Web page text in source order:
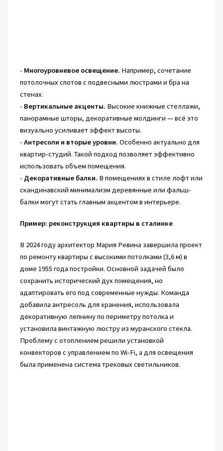
- Многоуровневое освещение. Например, сочетание
потолочных спотов с подвесными люстрами и бра на
стенах.
- Вертикальные акценты. Высокие книжные стеллажи,
панорамные шторы, декоративные молдинги — всё это
визуально усиливает эффект высоты.
- Антресоли и вторые уровни. Особенно актуально для
квартир-студий. Такой подход позволяет эффективно
использовать объем помещения.
- Декоративные балки. В помещениях в стиле лофт или
скандинавский минимализм деревянные или фальш-
балки могут стать главным акцентом в интерьере.
Пример: реконструкция квартиры в сталинке
В 2024 году архитектор Мария Ревина завершила проект
по ремонту квартиры с высокими потолками (3,6 м) в
доме 1955 года постройки. Основной задачей было
сохранить исторический дух помещения, но
адаптировать его под современные нужды. Команда
добавила антресоль для хранения, использовала
декоративную лепнину по периметру потолка и
установила винтажную люстру из муранского стекла.
Проблему с отоплением решили установкой
конвекторов с управлением по Wi-Fi, а для освещения
была применена система трековых светильников.